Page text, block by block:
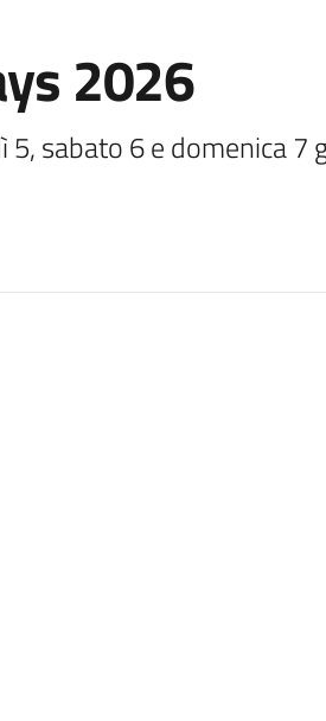
2026
5, sabato 6 e domenica 7